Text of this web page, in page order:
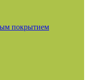
покрытием